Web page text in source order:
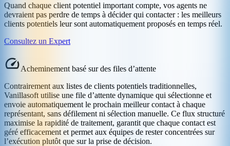
Quand chaque client potentiel important compte, vos agents ne
devraient pas perdre de temps à décider qui contacter : les meilleurs
clients potentiels leur sont automatiquement proposés en temps réel.
Consultez un Expert
Acheminement basé sur des files d’attente
Contrairement aux listes de clients potentiels traditionnelles,
Vanillasoft utilise une file d’attente dynamique qui sélectionne et
envoie automatiquement le prochain meilleur contact à chaque
représentant, sans défilement ni sélection manuelle. Ce flux structuré
maximise la rapidité de traitement, garantit que chaque contact est
géré efficacement et permet aux équipes de rester concentrées sur
l’exécution plutôt que sur la prise de décision.